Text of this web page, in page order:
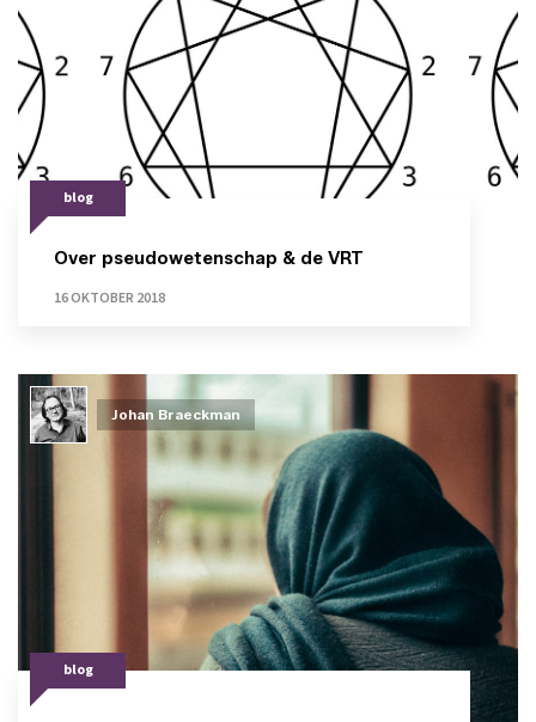
blog
Over pseudowetenschap & de VRT
16 OKTOBER 2018
blog
Johan Braeckman